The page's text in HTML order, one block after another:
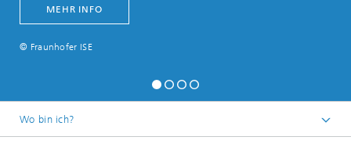
MEHR INFO
© Fraunhofer ISE
Wo bin ich?